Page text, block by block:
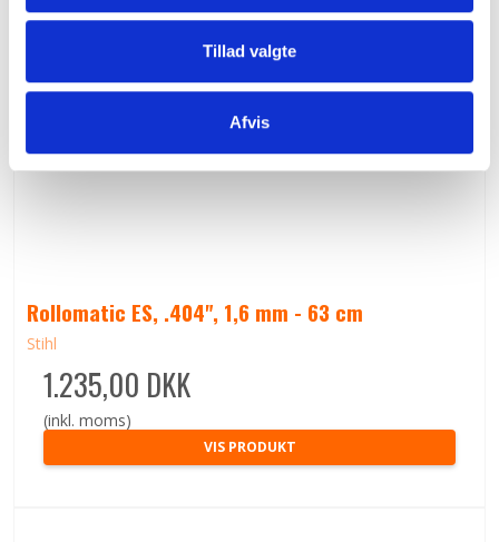
Tillad valgte
Afvis
Rollomatic ES, .404", 1,6 mm - 63 cm
Stihl
1.235,00 DKK
(inkl. moms)
VIS PRODUKT